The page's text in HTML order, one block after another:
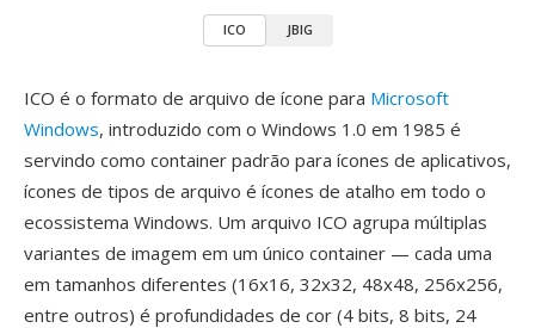
ICO JBIG
ICO é o formato de arquivo de ícone para Microsoft
Windows, introduzido com o Windows 1.0 em 1985 é
servindo como container padrão para ícones de aplicativos,
ícones de tipos de arquivo é ícones de atalho em todo o
ecossistema Windows. Um arquivo ICO agrupa múltiplas
variantes de imagem em um único container — cada uma
em tamanhos diferentes (16x16, 32x32, 48x48, 256x256,
entre outros) é profundidades de cor (4 bits, 8 bits, 24